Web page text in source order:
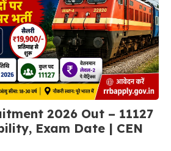
2026 Out – 11127
Exam Date | CEN